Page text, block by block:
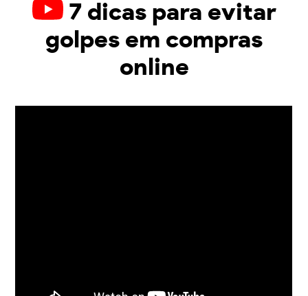
7 dicas para evitar
golpes em compras
online